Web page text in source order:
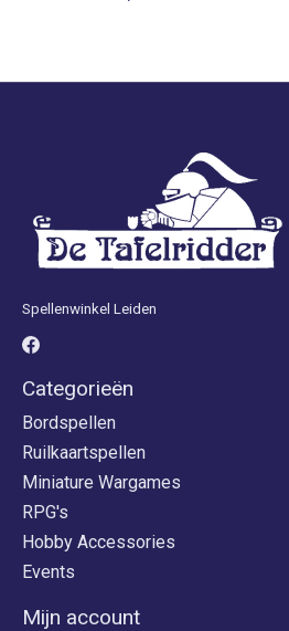
Spellenwinkel Leiden
Categorieën
Bordspellen
Ruilkaartspellen
Miniature Wargames
RPG's
Hobby Accessories
Events
Mijn account